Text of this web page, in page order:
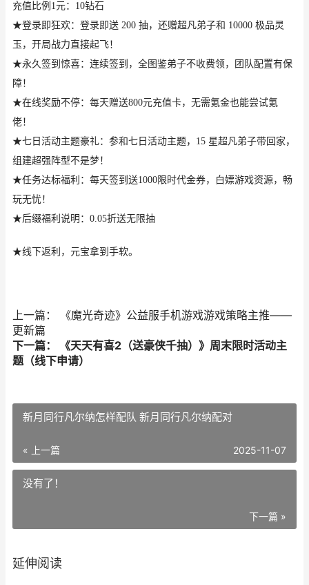
充值比例1元：10钻石
★登录即狂欢：登录即送 200 抽，还赠超凡弟子和 10000 极品灵
玉，开局战力直接起飞！
★永久签到惊喜：连续签到，全图鉴弟子不收费领，团队配置有保
障！
★在线奖励不停：每天赠送800元充值卡，无需氪金也能尝试氪
佬！
★七日活动主题豪礼：参和七日活动主题，15 星超凡弟子带回家，
组建超强阵型不是梦！
★任务达标福利：每天签到送1000限时代金券，白嫖游戏资源，畅
玩无忧！
★后缀福利说明：0.05折送无限抽
★线下返利，元宝拿到手软。
上一篇： 《魔光奇迹》公益服手机游戏游戏策略主推——
更新篇
下一篇： 《天天有喜2（送豪侠千抽）》周末限时活动主
题（线下申请）
新月同行凡尔纳怎样配队 新月同行凡尔纳配对
« 上一篇 2025-11-07
没有了！
下一篇 »
延伸阅读